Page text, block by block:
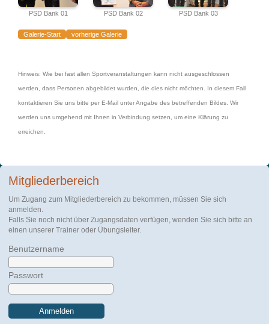
PSD Bank 01 PSD Bank 02 PSD Bank 03
Galerie-Start vorherige Galerie
Hinweis: Wie bei fast allen Sportveranstaltungen kann nicht ausgeschlossen
werden, dass Personen abgebildet wurden, die dies nicht möchten. In diesem Fall
kontaktieren Sie uns bitte per E-Mail unter Angabe des betreffenden Bildes. Wir
werden uns umgehend mit Ihnen in Verbindung setzen, um eine Klärung zu
erreichen.
Mitgliederbereich
Um Zugang zum Mitgliederbereich zu bekommen, müssen Sie sich
anmelden.
Falls Sie noch nicht über Zugangsdaten verfügen, wenden Sie sich bitte an
einen unserer Trainer oder Übungsleiter.
Benutzername
Passwort
Anmelden